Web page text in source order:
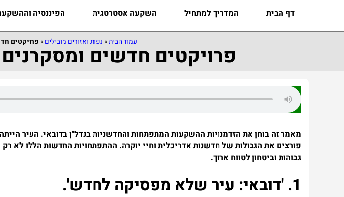
דף הבית המדריך למתחיל השקעה אסטרטגית הפיננסיה
עמוד הבית» נפות ואזורים מובילים » פרויקטים פרויקטים חדשים
מאמר זה בוחן את הזדמנויות ההשקעות המתפתחות והחדשניות בנדל"ן בדובאי. העיר
פורצים את הגבולות של חדשנות אדריכלית וחיי יוקרה. ההתפתחויות החדשות הללו
גבוהות וביטחון לטווח ארוך.
1. 'דובאי: עיר שלא מפסיקה לחדש'.